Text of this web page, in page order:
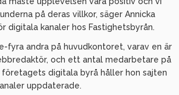
på deras villkor, säger Annicka
digitala kanaler hos Fastighetsbyrån.
fyra andra på huvudkontoret, varav en är
och ett antal medarbetare på
digitala byrå håller hon sajten
uppdaterade.